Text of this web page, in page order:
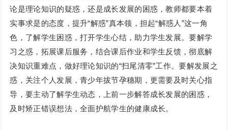
论是理论知识的疑惑，还是成长发展的困惑，教师都要本着
实事求是的态度，提升“解惑”真本领，担起“解惑人”这一角
色，了解学生困惑，打开学生心结，助力学生发展。要解学
习之惑，拓展课后服务，结合课后作业和学生反馈，彻底解
决知识重难点，做好理论知识的“扫尾清零”工作。要解发展之
惑，关注个人发展，青少年拔节孕穗期，更需要及时关心指
导，要主动了解学生动态，上前一步解答成长发展的困惑，
及时矫正错误想法，全面护航学生的健康成长。